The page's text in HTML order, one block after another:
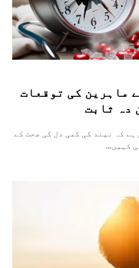
ماہرین کی توقعات
دہ ثابت
کہ نیند کی کمی دل کی صحت کے
کہیں...